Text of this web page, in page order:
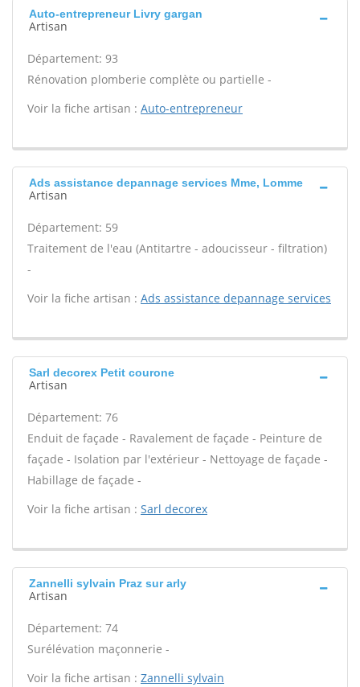
Auto-entrepreneur Livry gargan
Artisan
Département: 93
Rénovation plomberie complète ou partielle -
Voir la fiche artisan : Auto-entrepreneur
Ads assistance depannage services Mme, Lomme
Artisan
Département: 59
Traitement de l'eau (Antitartre - adoucisseur - filtration)
-
Voir la fiche artisan : Ads assistance depannage services
Sarl decorex Petit courone
Artisan
Département: 76
Enduit de façade - Ravalement de façade - Peinture de
façade - Isolation par l'extérieur - Nettoyage de façade -
Habillage de façade -
Voir la fiche artisan : Sarl decorex
Zannelli sylvain Praz sur arly
Artisan
Département: 74
Surélévation maçonnerie -
Voir la fiche artisan : Zannelli sylvain